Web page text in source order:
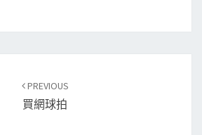
PREVIOUS
買網球拍